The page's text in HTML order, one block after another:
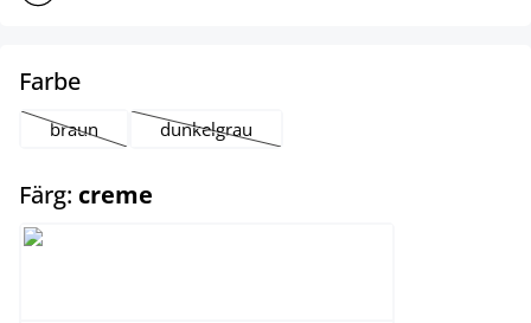
Farbeselect
braun
(Det här alternativet är för närvarande inte tillgängligt.)
dunkelgrau
(Det här alternativet är för närvarande inte
Färg: creme